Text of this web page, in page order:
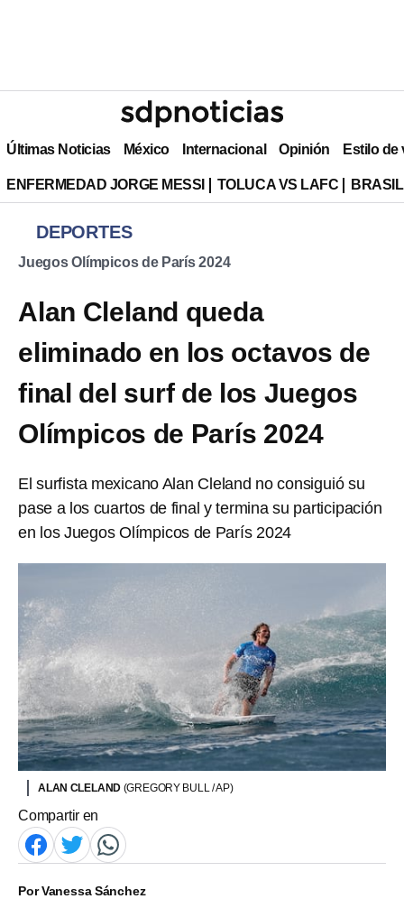
Últimas Noticias México Internacional Opinión Estilo de
ENFERMEDAD JORGE MESSI TOLUCA VS LAFC
DEPORTES
Juegos Olímpicos de París 2024
Alan Cleland queda
eliminado en los octavos de
final del surf de los Juegos
Olímpicos de París 2024
El surfista mexicano Alan Cleland no consiguió su
pase a los cuartos de final y termina su participación
en los Juegos Olímpicos de París 2024
ALAN CLELAND (GREGORY BULL / AP)
Compartir en
PorVanessa Sánchez